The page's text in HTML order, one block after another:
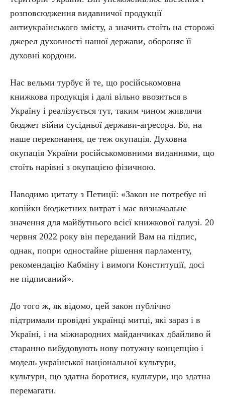
розповсюдження видавничої продукції
антиукраїнського змісту, а значить стоїть на сторожі
джерел духовності нашої держави, обороняє її
духовні кордони.
Нас вельми турбує й те, що російськомовна
книжкова продукція і далі вільно ввозиться в
Україну і реалізується тут, таким чином живлячи
бюджет війни сусідньої держави-агресора. Бо, на
наше переконання, це теж окупація. Духовна
окупація України російськомовними виданнями, що
стоїть нарівні з окупацією фізичною.
Наводимо цитату з Петиції: «Закон не потребує ні
копійки бюджетних витрат і має визначальне
значення для майбутнього всієї книжкової галузі. 20
червня 2022 року він переданий Вам на підпис,
однак, попри одностайне рішення парламенту,
рекомендацію Кабміну і вимоги Конституції, досі
не підписаний».
До того ж, як відомо, цей закон публічно
підтримали провідні українці митці, які зараз і в
Україні, і на міжнародних майданчиках дбайливо й
старанно вибудовують нову потужну концепцію і
модель української національної культури,
культури, що здатна боротися, культури, що здатна
перемагати.